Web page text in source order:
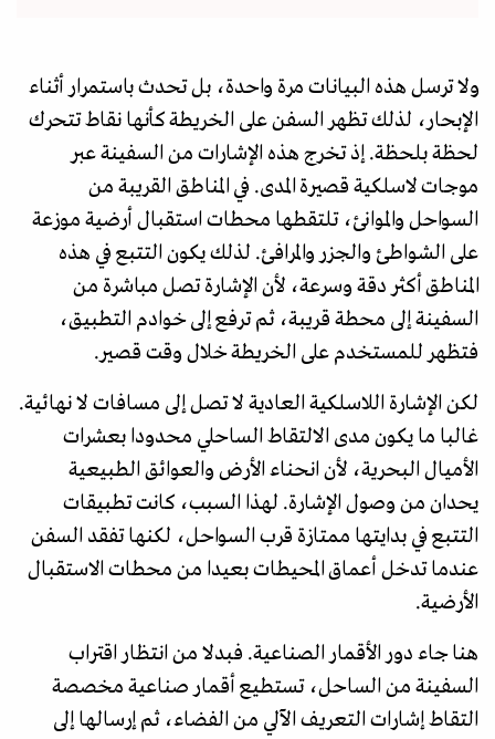
ولا ترسل هذه البيانات مرة واحدة، بل تحدث باستمرار أثناء
الإبحار، لذلك تظهر السفن على الخريطة كأنها نقاط تتحرك
لحظة بلحظة. إذ تخرج هذه الإشارات من السفينة عبر
موجات لاسلكية قصيرة المدى. في المناطق القريبة من
السواحل والموانئ، تلتقطها محطات استقبال أرضية موزعة
على الشواطئ والجزر والمرافئ. لذلك يكون التتبع في هذه
المناطق أكثر دقة وسرعة، لأن الإشارة تصل مباشرة من
السفينة إلى محطة قريبة، ثم ترفع إلى خوادم التطبيق،
فتظهر للمستخدم على الخريطة خلال وقت قصير.
لكن الإشارة اللاسلكية العادية لا تصل إلى مسافات لا نهائية.
غالبا ما يكون مدى الالتقاط الساحلي محدودا بعشرات
الأميال البحرية، لأن انحناء الأرض والعوائق الطبيعية
يحدان من وصول الإشارة. لهذا السبب، كانت تطبيقات
التتبع في بدايتها ممتازة قرب السواحل، لكنها تفقد السفن
عندما تدخل أعماق المحيطات بعيدا من محطات الاستقبال
الأرضية.
هنا جاء دور الأقمار الصناعية. فبدلا من انتظار اقتراب
السفينة من الساحل، تستطيع أقمار صناعية مخصصة
التقاط إشارات التعريف الآلي من الفضاء، ثم إرسالها إلى